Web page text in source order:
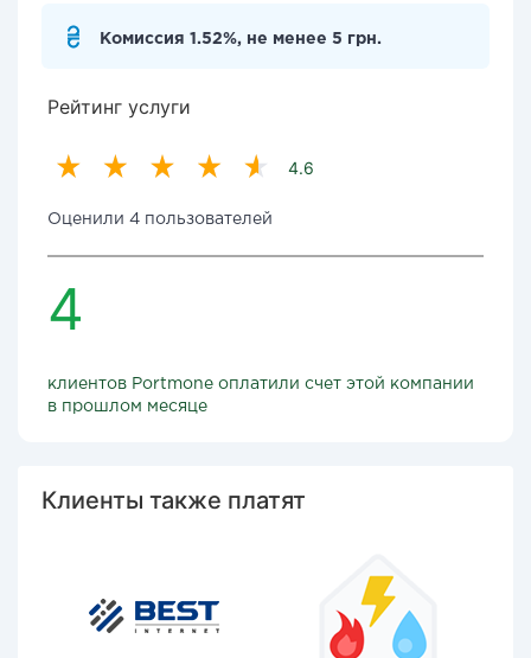
Комиссия 1.52%, не менее 5 грн.
Рейтинг услуги
4.6
Оценили 4 пользователей
4
клиентов Portmone оплатили счет этой компании
в прошлом месяце
Клиенты также платят